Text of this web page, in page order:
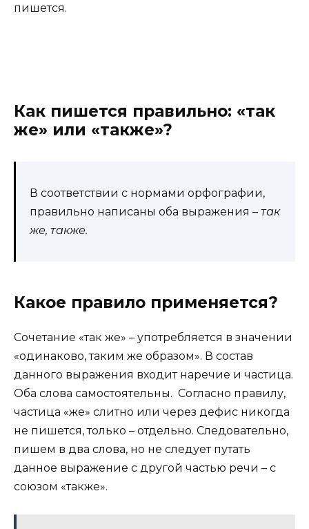
пишется.
Как пишется правильно: «так
же» или «также»?
В соответствии с нормами орфографии,
правильно написаны оба выражения – так
же, также.
Какое правило применяется?
Сочетание «так же» – употребляется в значении
«одинаково, таким же образом». В состав
данного выражения входит наречие и частица.
Оба слова самостоятельны. Согласно правилу,
частица «же» слитно или через дефис никогда
не пишется, только – отдельно. Следовательно,
пишем в два слова, но не следует путать
данное выражение с другой частью речи – с
союзом «также».